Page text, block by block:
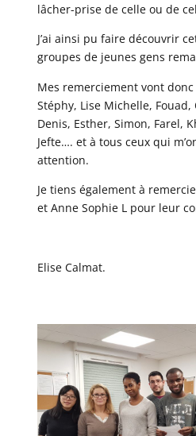
lâcher-prise de celle ou de
J’ai ainsi pu faire découvrir
groupes de jeunes gens
Mes remerciement vont
Stéphy, Lise Michelle, Fouad,
Denis, Esther, Simon, Farel,
Jefte…. et à tous ceux qui
attention.
Je tiens également à
et Anne Sophie L pour leur
Elise Calmat.